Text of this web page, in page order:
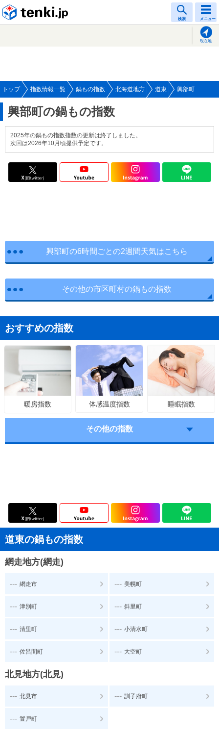
検索 メニュー
現在地
トップ 指数情報一覧 鍋もの指数 北海道地方 道東 興部町
興部町の鍋もの指数
2025年の鍋もの指数指数の更新は終了しました。
次回は2026年10月頃提供予定です。
興部町の6時間ごとの2週間天気はこちら
その他の市区町村の鍋もの指数
おすすめの指数
暖房指数 体感温度指数 睡眠指数
その他の指数
道東の鍋もの指数
網走地方(網走)
--- 網走市 --- 美幌町
--- 津別町 --- 斜里町
--- 清里町 --- 小清水町
--- 佐呂間町 --- 大空町
北見地方(北見)
--- 北見市 --- 訓子府町
--- 置戸町